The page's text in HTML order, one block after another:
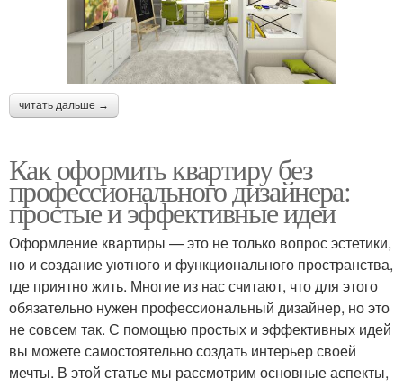
читать дальше →
Как оформить квартиру без
профессионального дизайнера:
простые и эффективные идеи
Оформление квартиры — это не только вопрос эстетики,
но и создание уютного и функционального пространства,
где приятно жить. Многие из нас считают, что для этого
обязательно нужен профессиональный дизайнер, но это
не совсем так. С помощью простых и эффективных идей
вы можете самостоятельно создать интерьер своей
мечты. В этой статье мы рассмотрим основные аспекты,